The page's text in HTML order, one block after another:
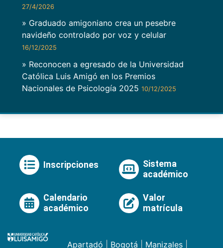
27/4/2026
» Graduado amigoniano crea un pesebre
navideño controlado por voz y celular
16/12/2025
» Reconocen a egresado de la Universidad
Católica Luis Amigó en los Premios
Nacionales de Psicología 2025 10/12/2025
Inscripciones
Sistema
académico
Calendario
académico
Valor
matrícula
Apartadó Bogotá Manizales